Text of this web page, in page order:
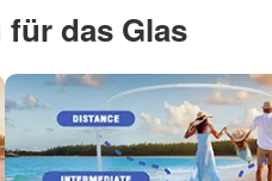
das Glas